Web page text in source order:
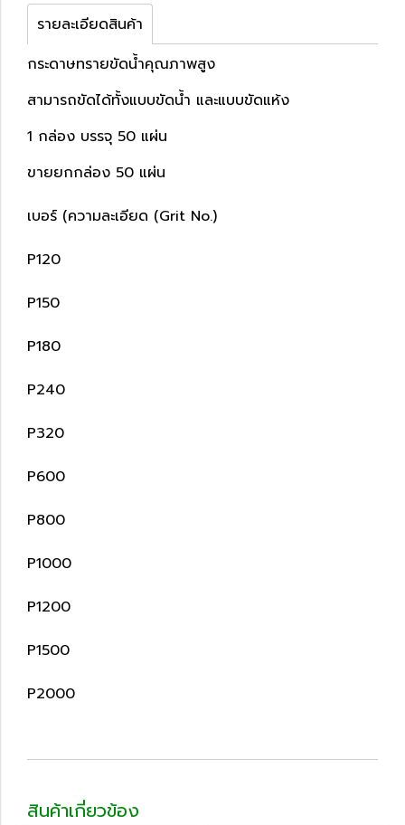
รายละเอียดสินค้า
กระดาษทรายขัดน้ำคุณภาพสูง
สามารถขัดได้ทั้งแบบขัดน้ำ และแบบขัดแห้ง
1 กล่อง บรรจุ 50 แผ่น
ขายยกกล่อง 50 แผ่น
เบอร์ (ความละเอียด (Grit No.)
P120
P150
P180
P240
P320
P600
P800
P1000
P1200
P1500
P2000
สินค้าเกี่ยวข้อง